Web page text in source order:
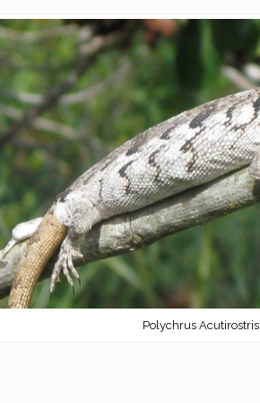
Polychrus Acutirostris